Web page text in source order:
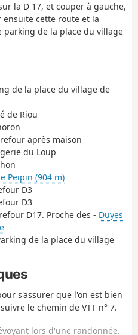
la D 17, et couper à gauche,
cette route et la
de la place du village
de la place du village de
de Riou
après maison
du Loup
Peipin (904 m)
D3
D3
D17. Proche des - Duyes
de la place du village
s'assurer que l'on est bien
le chemin de VTT n° 7.
lors d'une randonnée.